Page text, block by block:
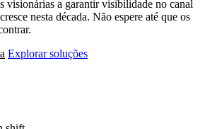
visionárias a garantir visibilidade no canal
nesta década. Não espere até que os
Explorar soluções